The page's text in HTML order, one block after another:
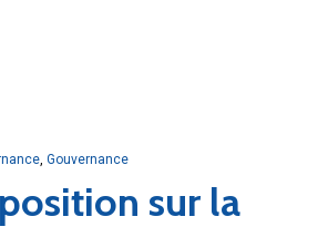
, Gouvernance
sur la